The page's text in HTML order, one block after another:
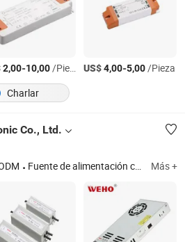
2,00-10,00/Pieza US$4,00-5,00/Pieza
Charlar
Co., Ltd.
Fuente de alimentación conmutada, fuente de alimentación, fuente de alimentación con modo de conmutación, fuente de alimentación LED, fuente de alimentación impermeable, fuente de alimentación para riel DIN, fuente de alimentación con modo de conmutación, inversor de potencia Más +